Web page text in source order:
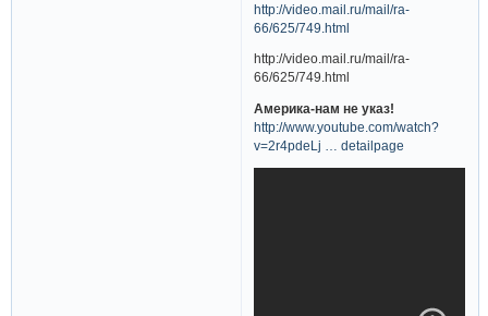
http://video.mail.ru/mail/ra-
66/625/749.html
http://video.mail.ru/mail/ra-
66/625/749.html
Америка-нам не указ!
http://www.youtube.com/watch?
v=2r4pdeLj … detailpage